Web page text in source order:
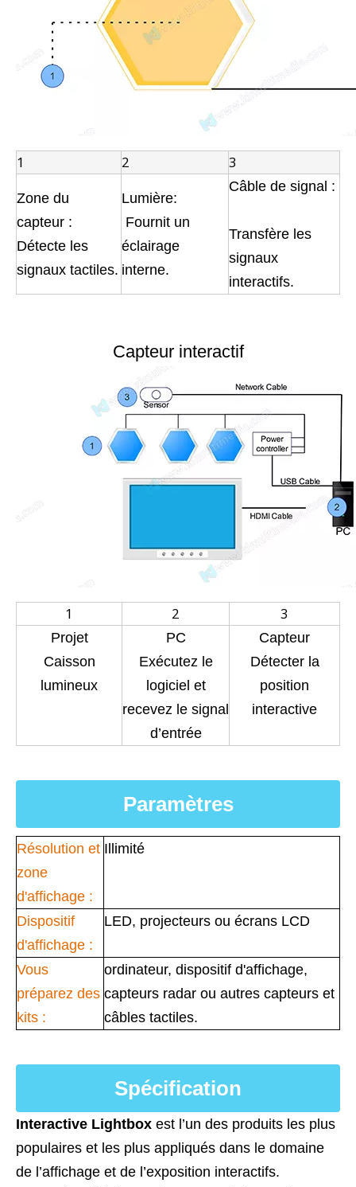
1 2 3
Zone du
capteur :
Détecte les
signaux tactiles.
Lumière:
Fournit un
éclairage
interne.
Câble de signal :
Transfère les
signaux
interactifs.
Capteur interactif
1 2 3
Projet
Caisson
lumineux
PC
Exécutez le
logiciel et
recevez le signal
d’entrée
Capteur
Détecter la
position
interactive
Paramètres
Résolution et
zone
d'affichage :
Illimité
Dispositif
d'affichage :
LED, projecteurs ou écrans LCD
Vous
préparez des
kits :
ordinateur, dispositif d'affichage,
capteurs radar ou autres capteurs et
câbles tactiles.
Spécification
Interactive Lightbox est l’un des produits les plus
populaires et les plus appliqués dans le domaine
de l’affichage et de l’exposition interactifs.